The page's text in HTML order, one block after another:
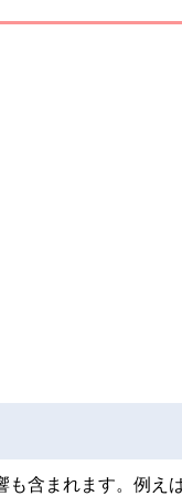
も含まれます。例え